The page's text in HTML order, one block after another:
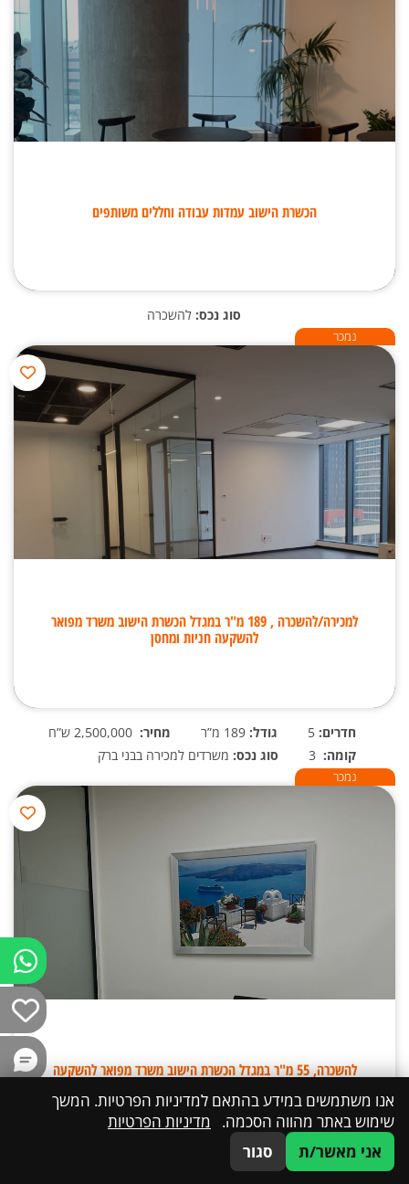
הכשרת הישוב עמדות עבודה וחללים משותפים
סוג נכס: להשכרה
נמכר
למכירה/להשכרה , 189 מ"ר במגדל הכשרת הישוב משרד מפואר
להשקעה חניות ומחסן
חדרים: גודל: מחיר:
קומה:
סוג נכס: משרדים למכירה בבני ברק
נמכר
להשכרה, 55 מ"ר במגדל הכשרת הישוב משרד מפואר להשקעה
גודל:55 מ”ר מחיר: 054-4500159 דברו איתנו
אנו משתמשים במידע בהתאם למדיניות הפרטיות. המשך
שימוש באתר מהווה הסכמה. מדיניות הפרטיות
אני מאשר/ת
סגור